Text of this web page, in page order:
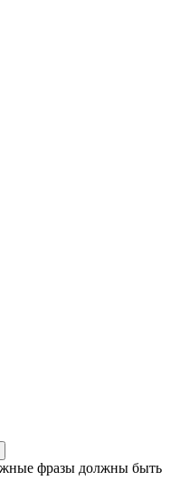
фразы должны быть